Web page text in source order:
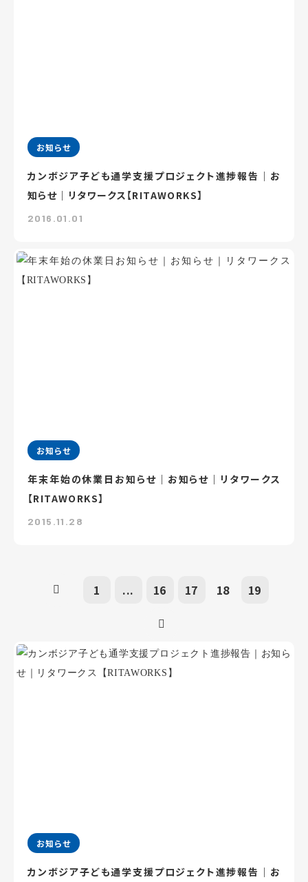
お知らせ
カンボジア子ども通学支援プロジェクト進捗報告｜お
知らせ｜リタワークス【RITAWORKS】
2016.01.01
お知らせ
年末年始の休業日お知らせ｜お知らせ｜リタワークス
【RITAWORKS】
2015.11.28
1 ... 16 17 18 19
お知らせ
カンボジア子ども通学支援プロジェクト進捗報告｜お